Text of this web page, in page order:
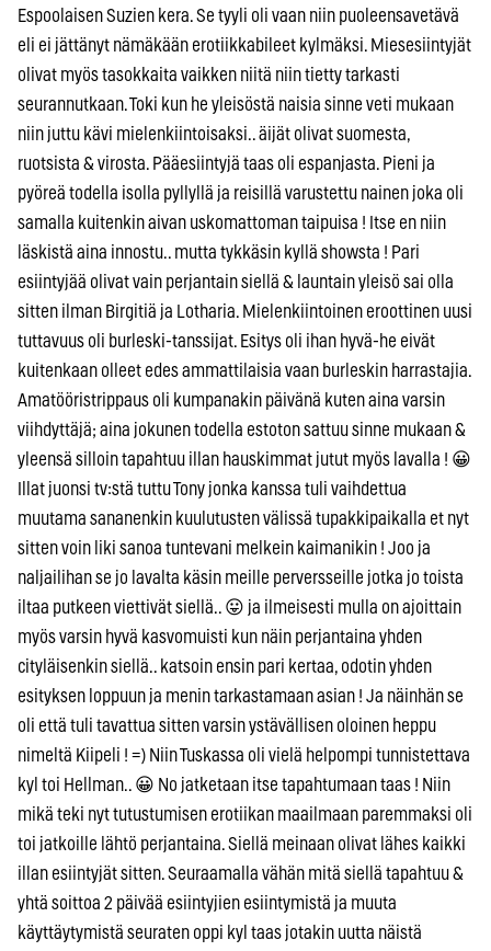
Espoolaisen Suzien kera. Se tyyli oli vaan niin puoleensavetävä
eli ei jättänyt nämäkään erotiikkabileet kylmäksi. Miesesiintyjät
olivat myös tasokkaita vaikken niitä niin tietty tarkasti
seurannutkaan. Toki kun he yleisöstä naisia sinne veti mukaan
niin juttu kävi mielenkiintoisaksi.. äijät olivat suomesta,
ruotsista & virosta. Pääesiintyjä taas oli espanjasta. Pieni ja
pyöreä todella isolla pyllyllä ja reisillä varustettu nainen joka oli
samalla kuitenkin aivan uskomattoman taipuisa ! Itse en niin
läskistä aina innostu.. mutta tykkäsin kyllä showsta ! Pari
esiintyjää olivat vain perjantain siellä & launtain yleisö sai olla
sitten ilman Birgitiä ja Lotharia. Mielenkiintoinen eroottinen uusi
tuttavuus oli burleski-tanssijat. Esitys oli ihan hyvä-he eivät
kuitenkaan olleet edes ammattilaisia vaan burleskin harrastajia.
Amatööristrippaus oli kumpanakin päivänä kuten aina varsin
viihdyttäjä; aina jokunen todella estoton sattuu sinne mukaan &
yleensä silloin tapahtuu illan hauskimmat jutut myös lavalla ! 😀
Illat juonsi tv:stä tuttu Tony jonka kanssa tuli vaihdettua
muutama sananenkin kuulutusten välissä tupakkipaikalla et nyt
sitten voin liki sanoa tuntevani melkein kaimanikin ! Joo ja
naljailihan se jo lavalta käsin meille perversseille jotka jo toista
iltaa putkeen viettivät siellä.. 😛 ja ilmeisesti mulla on ajoittain
myös varsin hyvä kasvomuisti kun näin perjantaina yhden
cityläisenkin siellä.. katsoin ensin pari kertaa, odotin yhden
esityksen loppuun ja menin tarkastamaan asian ! Ja näinhän se
oli että tuli tavattua sitten varsin ystävällisen oloinen heppu
nimeltä Kiipeli ! =) Niin Tuskassa oli vielä helpompi tunnistettava
kyl toi Hellman.. 😀 No jatketaan itse tapahtumaan taas ! Niin
mikä teki nyt tutustumisen erotiikan maailmaan paremmaksi oli
toi jatkoille lähtö perjantaina. Siellä meinaan olivat lähes kaikki
illan esiintyjät sitten. Seuraamalla vähän mitä siellä tapahtuu &
yhtä soittoa 2 päivää esiintyjien esiintymistä ja muuta
käyttäytymistä seuraten oppi kyl taas jotakin uutta näistä